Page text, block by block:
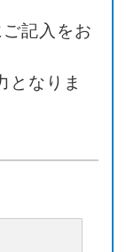
記入をお
となりま